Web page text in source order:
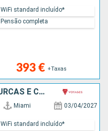
393 € +Taxas
WiFi standard incluído*
Pensão completa
ESTADOS UNIDOS, ILHAS TURCAS E CAICOS, BAHAMAS
Miami 03/04/2027
WiFi standard incluído*